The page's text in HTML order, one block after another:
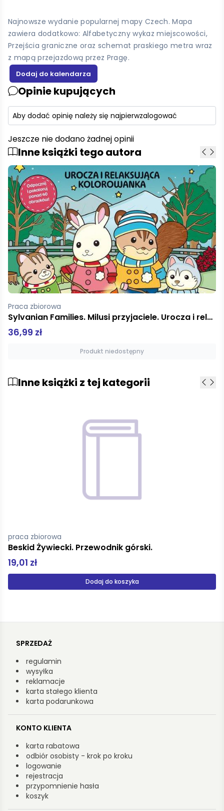
Najnowsze wydanie popularnej mapy Czech. Mapa
zawiera dodatkowo: Alfabetyczny wykaz miejscowości,
Przejścia graniczne oraz schemat praskiego metra wraz
z mapą przejazdową przez Pragę.
Opinie kupujących
Aby dodać opinię należy się najpierwzalogować
Jeszcze nie dodano żadnej opinii
Inne książki tego autora
praca zbiorowa
123 liczby i kształty mk fko
22,00 zł
Produkt niedostępny
Inne książki z tej kategorii
Cuda architektury Polski
29,95 zł
Produkt niedostępny
SPRZEDAŻ
regulamin
wysyłka
reklamacje
karta stałego klienta
karta podarunkowa
KONTO KLIENTA
karta rabatowa
odbiór osobisty - krok po kroku
logowanie
rejestracja
przypomnienie hasła
koszyk